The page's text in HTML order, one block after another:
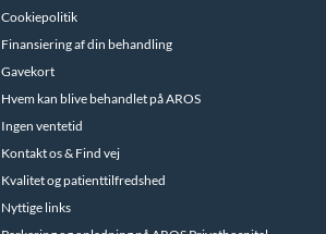
Cookiepolitik
Finansiering af din behandling
Gavekort
Hvem kan blive behandlet på AROS
Ingen ventetid
Kontakt os & Find vej
Kvalitet og patienttilfredshed
Nyttige links